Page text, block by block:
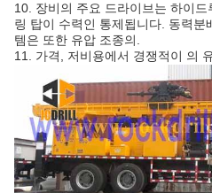
10. 장비의 주요 드라이브는 하이
링 탑이 수력인 통제됩니다. 동력분
템은 또한 유압 조종의.
11. 가격, 저비용에서 경쟁적이 의